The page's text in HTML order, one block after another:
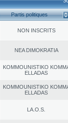
Partis politiques
NON INSCRITS
NEA DΙMOKRATIA
KOMMOUNISTIKO
ELLADAS
KOMMOUNISTIKO
ELLADAS
LA.O.S.